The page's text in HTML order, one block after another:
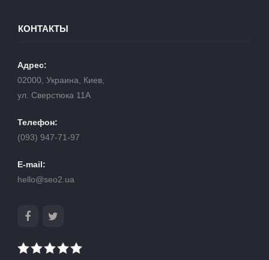
КОНТАКТЫ
Адрес:
02000, Украина, Киев,
ул. Сверстюка 11А
Телефон:
(093) 947-71-97
E-mail:
hello@seo2.ua